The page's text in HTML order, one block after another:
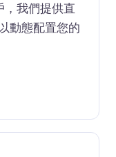
，我們提供直
動態配置您的